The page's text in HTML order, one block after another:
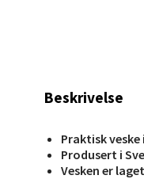
Beskrivelse
Praktisk veske
Produsert i
Vesken er